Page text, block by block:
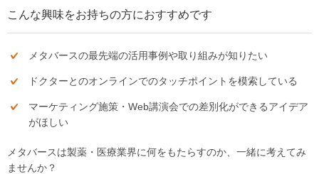
こんな興味をお持ちの方におすすめです
メタバースの最先端の活用事例や取り組みが知りたい
ドクターとのオンラインでのタッチポイントを模索している
マーケティング施策・Web講演会での差別化ができるアイデア
がほしい
メタバースは製薬・医療業界に何をもたらすのか、一緒に考えてみ
ませんか？